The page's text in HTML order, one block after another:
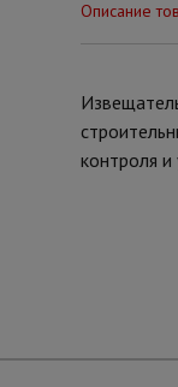
Описание
контроля и